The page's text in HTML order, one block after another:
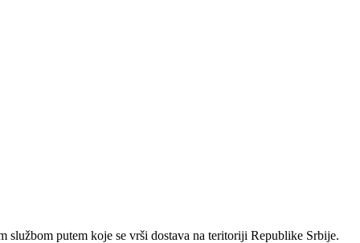
službom putem koje se vrši dostava na teritoriji Republike Srbije.